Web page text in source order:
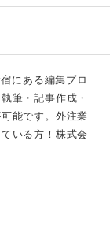
にある編集プロ
筆・記事作成・
能です。外注業
いる方！株式会